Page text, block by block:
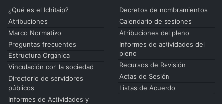
¿Qué es el Ichitaip?
Atribuciones
Marco Normativo
Preguntas frecuentes
Estructura Orgánica
Vinculación con la sociedad
Directorio de servidores
públicos
Informes de Actividades y
Decretos de nombramientos
Calendario de sesiones
Atribuciones del pleno
Informes de actividades del
pleno
Recursos de Revisión
Actas de Sesión
Listas de Acuerdo